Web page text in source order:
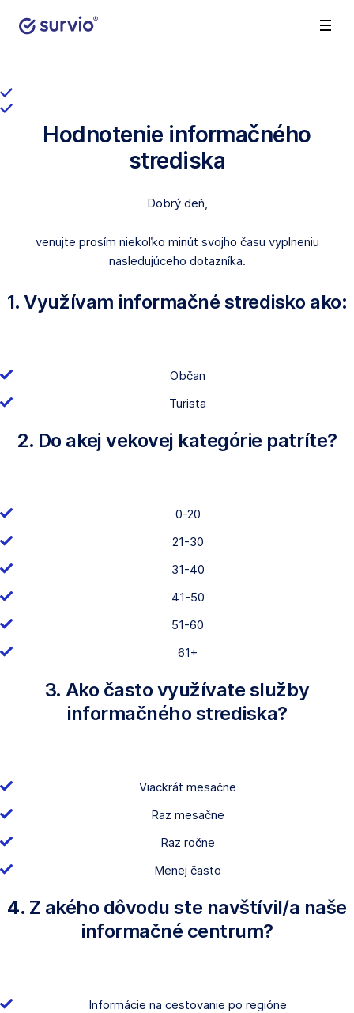
Hodnotenie informačného
strediska
Dobrý deň,
venujte prosím niekoľko minút svojho času vyplneniu
nasledujúceho dotazníka.
1. Využívam informačné stredisko ako:
Občan
Turista
2. Do akej vekovej kategórie patríte?
0-20
21-30
31-40
41-50
51-60
61+
3. Ako často využívate služby
informačného strediska?
Viackrát mesačne
Raz mesačne
Raz ročne
Menej často
4. Z akého dôvodu ste navštívil/a naše
informačné centrum?
Informácie na cestovanie po regióne